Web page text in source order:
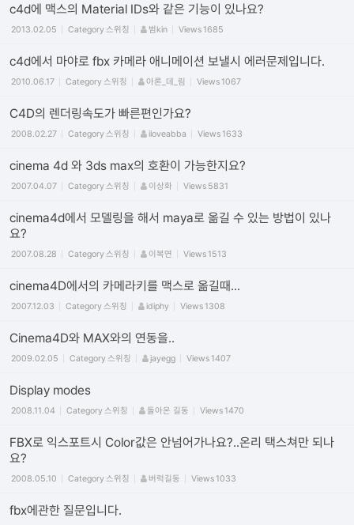
c4d에 맥스의 Material IDs와 같은 기능이 있나요?
2013.02.05 Category스위칭 범kin Views1685
c4d에서 마야로 fbx 카메라 애니메이션 보낼시 에러문제입니다.
2010.06.17 Category스위칭 아론_데_림 Views1067
C4D의 렌더링속도가 빠른편인가요?
2008.02.27 Category스위칭 iloveabba Views1633
cinema 4d 와 3ds max의 호환이 가능한지요?
2007.04.07 Category스위칭 이상화 Views 5831
cinema4d에서 모델링을 해서 maya로 옮길 수 있는 방법이 있나
요?
2007.08.28 Category스위칭 이복연 Views1513
cinema4D에서의 카메라키를 맥스로 옮길때...
2007.12.03 Category스위칭 idiphy Views1308
Cinema4D와 MAX와의 연동을..
2009.02.05 Category스위칭 jayegg Views1407
Display modes
2008.11.04 Category스위칭 돌아온 길동 Views1470
FBX로 익스포트시 Color값은 안넘어가나요?..온리 택스쳐만 되나
요?
2008.05.10 Category스위칭 버럭길동 Views1033
fbx에관한 질문입니다.